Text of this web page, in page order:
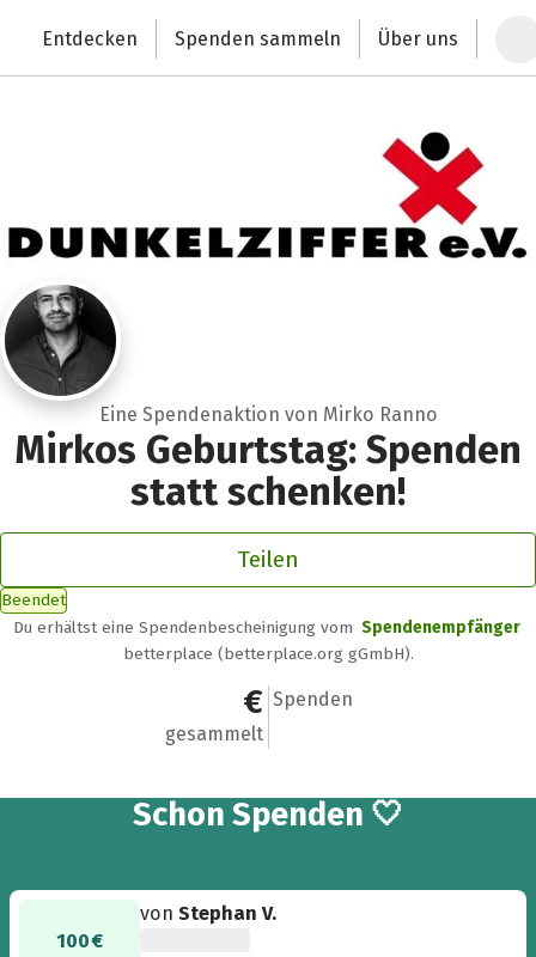
Deutschlands größte Spendenplattform
Entdecken Spenden sammeln Über uns
Eine Spendenaktion von Mirko Ranno
Mirkos Geburtstag: Spenden
statt schenken!
Teilen
Beendet
Du erhältst eine Spendenbescheinigung vom Spendenempfänger
betterplace (betterplace.org gGmbH).
1.625 €
gesammelt
21
Spenden
Schon 21
Spenden 🤍
100 €
vonStephan V.